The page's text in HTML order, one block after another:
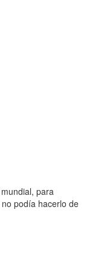
para
podía hacerlo de